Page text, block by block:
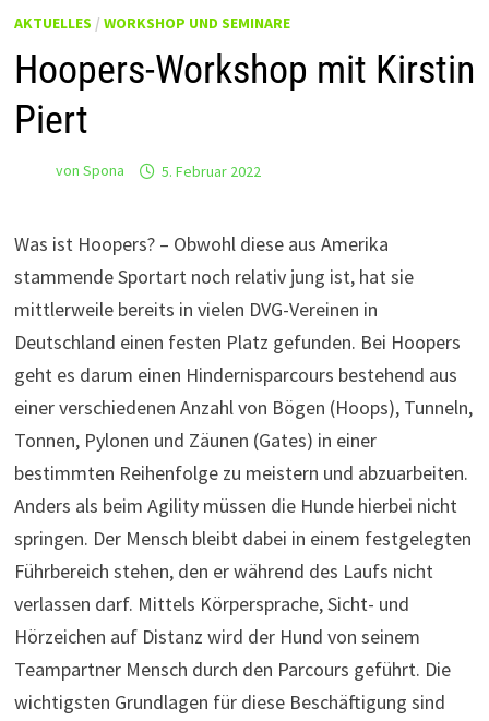
AKTUELLES / WORKSHOP UND SEMINARE
Hoopers-Workshop mit Kirstin
Piert
von Spona 5. Februar 2022
Was ist Hoopers? – Obwohl diese aus Amerika
stammende Sportart noch relativ jung ist, hat sie
mittlerweile bereits in vielen DVG-Vereinen in
Deutschland einen festen Platz gefunden. Bei Hoopers
geht es darum einen Hindernisparcours bestehend aus
einer verschiedenen Anzahl von Bögen (Hoops), Tunneln,
Tonnen, Pylonen und Zäunen (Gates) in einer
bestimmten Reihenfolge zu meistern und abzuarbeiten.
Anders als beim Agility müssen die Hunde hierbei nicht
springen. Der Mensch bleibt dabei in einem festgelegten
Führbereich stehen, den er während des Laufs nicht
verlassen darf. Mittels Körpersprache, Sicht- und
Hörzeichen auf Distanz wird der Hund von seinem
Teampartner Mensch durch den Parcours geführt. Die
wichtigsten Grundlagen für diese Beschäftigung sind